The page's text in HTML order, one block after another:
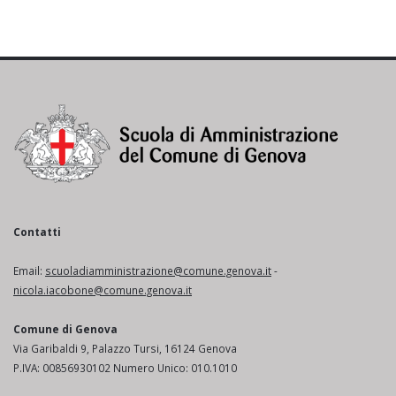
Contatti
Email: scuoladiamministrazione@comune.genova.it-
nicola.iacobone@comune.genova.it
Comune di Genova
Via Garibaldi 9, Palazzo Tursi, 16124 Genova
P.IVA: 00856930102 Numero Unico: 010.1010